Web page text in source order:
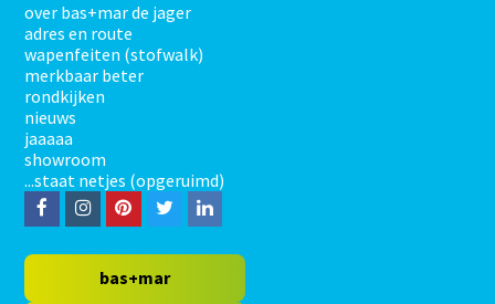
over bas+mar de jager
adres en route
wapenfeiten (stofwalk)
merkbaar beter
rondkijken
nieuws
jaaaaa
showroom
...staat netjes (opgeruimd)
I
n
T
L
bas+mar